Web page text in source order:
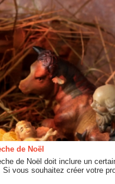
de Noël
de Noël doit inclure un
vous souhaitez créer votre